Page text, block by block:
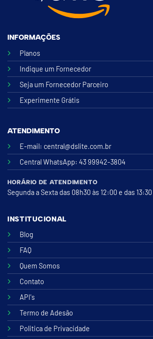
INFORMAÇÕES
Planos
Indique um Fornecedor
Seja um Fornecedor Parceiro
Experimente Grátis
ATENDIMENTO
E-mail: central@dslite.com.br
Central WhatsApp: 43 99942-3804
HORÁRIO DE ATENDIMENTO
Segunda a Sexta das 08h30 às 12:00 e das
INSTITUCIONAL
Blog
FAQ
Quem Somos
Contato
API's
Termo de Adesão
Politica de Privacidade